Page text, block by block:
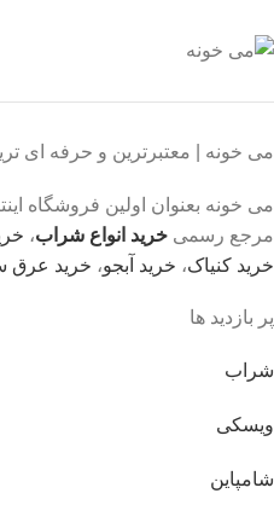
می خونه | معتبرترین و حرفه ای
می خونه بعنوان اولین فروشگاه
مرجع رسمی خرید انواع شراب،
خرید کنیاک، خرید آبجو، خرید عرق
پر بازدید ها
شراب
ویسکی
شامپاین